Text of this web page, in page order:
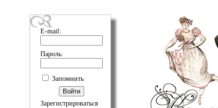
E-mail:
Пароль:
Запомнить
Зарегистрироваться